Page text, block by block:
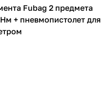
Fubag 2 предмета
+ пневмопистолет для